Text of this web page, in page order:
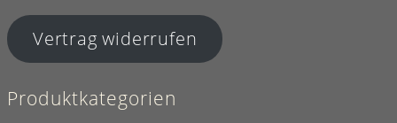
Vertrag widerrufen
Produktkategorien